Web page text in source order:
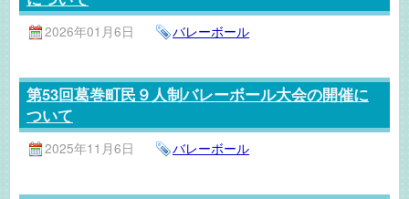
2026年01月6日 バレーボール
第53回葛巻町民９人制バレーボール大会の開催に
ついて
2025年11月6日 バレーボール